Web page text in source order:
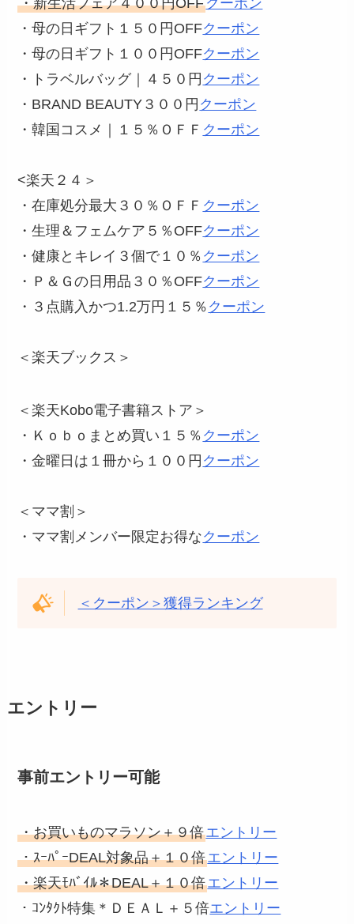
・母の日ギフト１５０円OFFクーポン
・母の日ギフト１００円OFFクーポン
・トラベルバッグ｜４５０円 クーポン
・BRAND BEAUTY３００円 クーポン
・韓国コスメ｜１５％ＯＦＦ クーポン
<楽天２４＞
・在庫処分最大３０％ＯＦＦ クーポン
・生理＆フェムケア５％OFFクーポン
・健康とキレイ３個で１０％ クーポン
・Ｐ＆Ｇの日用品３０％OFFクーポン
・３点購入かつ1.2万円１５％ クーポン
＜楽天ブックス＞
＜楽天Kobo電子書籍ストア＞
・Ｋｏｂｏまとめ買い１５％ クーポン
・金曜日は１冊から１００円 クーポン
＜ママ割＞
・ママ割メンバー限定お得なクーポン
＜クーポン＞獲得ランキング
エントリー
事前エントリー可能
・お買いものマラソン＋９倍エントリー
・ｽｰﾊﾟｰDEAL対象品＋１０倍エントリー
・楽天ﾓﾊﾞｲﾙ＊DEAL＋１０倍エントリー
・ｺﾝﾀｸﾄ特集＊ＤＥＡＬ＋５倍エントリー